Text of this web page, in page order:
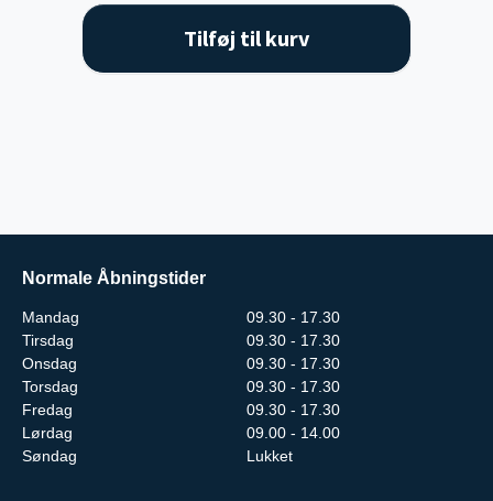
Tilføj til kurv
Normale Åbningstider
Mandag
09.30 - 17.30
Tirsdag
09.30 - 17.30
Onsdag
09.30 - 17.30
Torsdag
09.30 - 17.30
Fredag
09.30 - 17.30
Lørdag
09.00 - 14.00
Søndag
Lukket